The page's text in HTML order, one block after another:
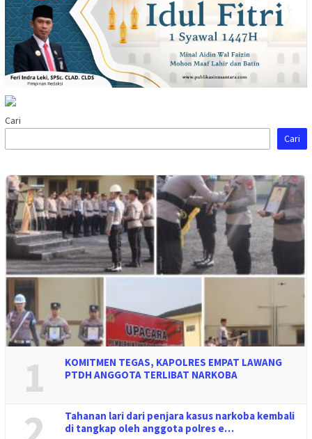
Cari
Cari
1
KOMITMEN TEGAS, KAPOLRES EMPAT LAWANG
PTDH ANGGOTA TERLIBAT NARKOBA
Tahanan lari dari penjara kasus narkoba kembali
di tangkap oleh anggota polres e…